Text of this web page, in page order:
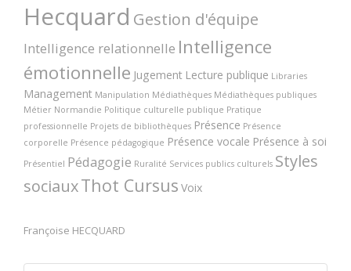
Hecquard Gestion d'équipe
Intelligence relationnelle Intelligence
émotionnelle Jugement Lecture publique Libraries
Management Manipulation Médiathèques Médiathèques publiques
Métier Normandie Politique culturelle publique Pratique
professionnelle Projets de bibliothèques Présence Présence
corporelle Présence pédagogique Présence vocale Présence à soi
Présentiel Pédagogie Ruralité Services publics culturels Styles
sociauxThot Cursus Voix
Françoise HECQUARD